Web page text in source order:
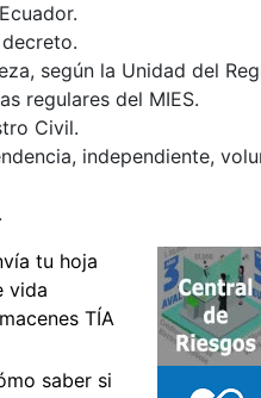
según la Unidad del
regulares del MIES.
Civil.
independiente,